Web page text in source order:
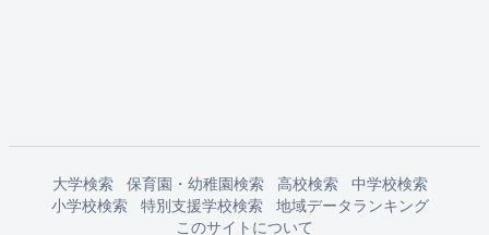
大学検索 保育園・幼稚園検索 高校検索
中学校検索
小学校検索
特別支援学校検索
地域データランキング
このサイトについて